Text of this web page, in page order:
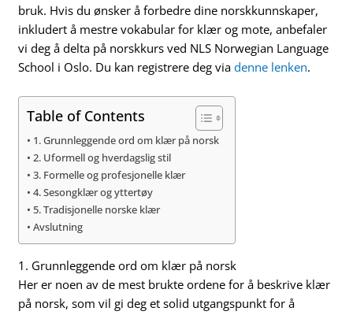
bruk. Hvis du ønsker å forbedre dine norskkunnskaper,
inkludert å mestre vokabular for klær og mote, anbefaler
vi deg å delta på norskkurs ved NLS Norwegian Language
School i Oslo. Du kan registrere deg viadenne lenken.
Table of Contents
1. Grunnleggende ord om klær på norsk
2. Uformell og hverdagslig stil
3. Formelle og profesjonelle klær
4. Sesongklær og yttertøy
5. Tradisjonelle norske klær
Avslutning
1. Grunnleggende ord om klær på norsk
Her er noen av de mest brukte ordene for å beskrive klær
på norsk, som vil gi deg et solid utgangspunkt for å